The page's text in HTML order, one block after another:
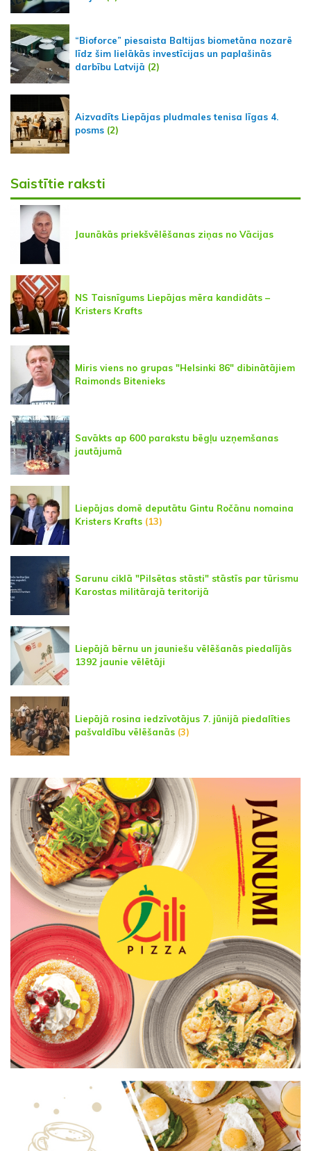
“Bioforce” piesaista Baltijas biometāna nozarē
līdz šim lielākās investīcijas un paplašinās
darbību Latvijā (2)
Aizvadīts Liepājas pludmales tenisa līgas 4.
posms (2)
Saistītie raksti
Jaunākās priekšvēlēšanas ziņas no Vācijas
NS Taisnīgums Liepājas mēra kandidāts –
Kristers Krafts
Miris viens no grupas "Helsinki 86" dibinātājiem
Raimonds Bitenieks
Savākts ap 600 parakstu bēgļu uzņemšanas
jautājumā
Liepājas domē deputātu Gintu Ročānu nomaina
Kristers Krafts (13)
Sarunu ciklā "Pilsētas stāsti" stāstīs par tūrismu
Karostas militārajā teritorijā
Liepājā bērnu un jauniešu vēlēšanās piedalījās
1392 jaunie vēlētāji
Liepājā rosina iedzīvotājus 7. jūnijā piedalīties
pašvaldību vēlēšanās (3)